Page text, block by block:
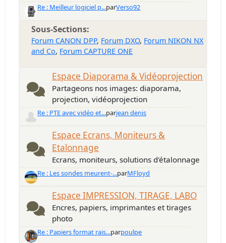
Re : Meilleur logiciel p...parVerso92
Sous-Sections
Forum CANON DPP Forum DXO Forum NIKON NX
and Co Forum CAPTURE ONE
Espace Diaporama & Vidéoprojection
Partageons nos images: diaporama,
projection, vidéoprojection
Re : PTE avec vidéo et...parjean denis
Espace Ecrans, Moniteurs &
Etalonnage
Ecrans, moniteurs, solutions d'étalonnage
Re : Les sondes meurent-...parMFloyd
Espace IMPRESSION, TIRAGE, LABO
Encres, papiers, imprimantes et tirages
photo
Re : Papiers format rais...parpoulpe